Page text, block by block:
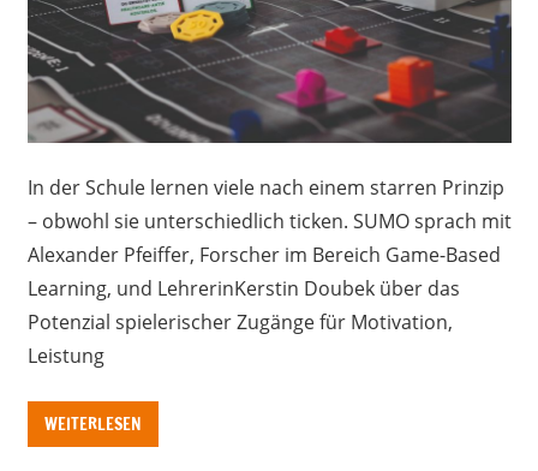
In der Schule lernen viele nach einem starren Prinzip
– obwohl sie unterschiedlich ticken. SUMO sprach mit
Alexander Pfeiffer, Forscher im Bereich Game-Based
Learning, und LehrerinKerstin Doubek über das
Potenzial spielerischer Zugänge für Motivation,
Leistung
WEITERLESEN